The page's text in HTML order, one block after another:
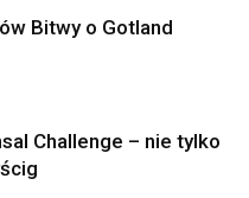
Bitwy o Gotland
Challenge – nie tylko